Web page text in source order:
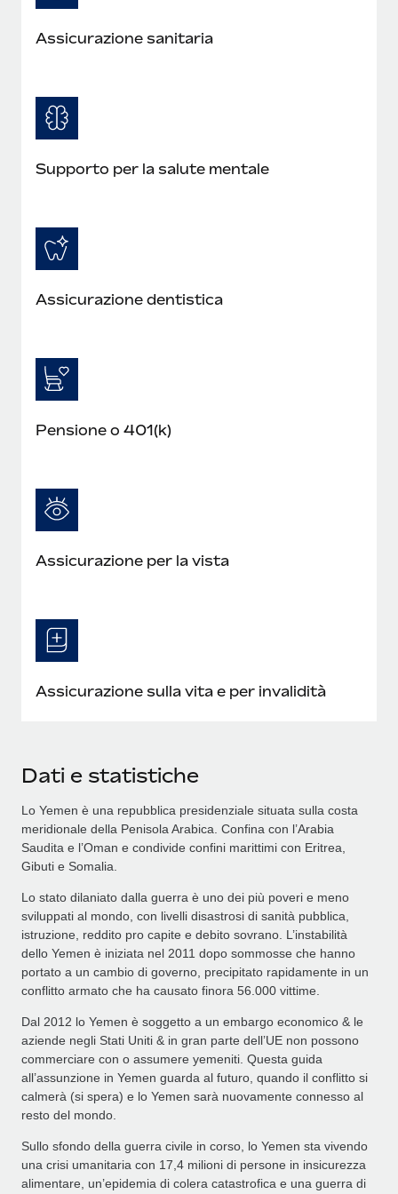
Assicurazione sanitaria
Supporto per la salute mentale
Assicurazione dentistica
Pensione o 401(k)
Assicurazione per la vista
Assicurazione sulla vita e per invalidità
Dati e statistiche
Lo Yemen è una repubblica presidenziale situata sulla costa
meridionale della Penisola Arabica. Confina con l’Arabia
Saudita e l’Oman e condivide confini marittimi con Eritrea,
Gibuti e Somalia.
Lo stato dilaniato dalla guerra è uno dei più poveri e meno
sviluppati al mondo, con livelli disastrosi di sanità pubblica,
istruzione, reddito pro capite e debito sovrano. L’instabilità
dello Yemen è iniziata nel 2011 dopo sommosse che hanno
portato a un cambio di governo, precipitato rapidamente in un
conflitto armato che ha causato finora 56.000 vittime.
Dal 2012 lo Yemen è soggetto a un embargo economico & le
aziende negli Stati Uniti & in gran parte dell’UE non possono
commerciare con o assumere yemeniti. Questa guida
all’assunzione in Yemen guarda al futuro, quando il conflitto si
calmerà (si spera) e lo Yemen sarà nuovamente connesso al
resto del mondo.
Sullo sfondo della guerra civile in corso, lo Yemen sta vivendo
una crisi umanitaria con 17,4 milioni di persone in insicurezza
alimentare, un’epidemia di colera catastrofica e una guerra di